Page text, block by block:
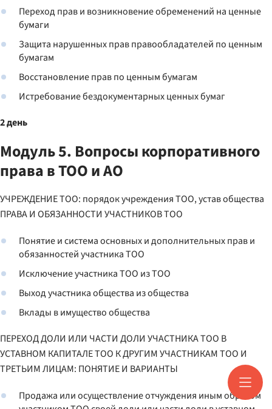
Переход прав и возникновение обременений на ценные
бумаги
Защита нарушенных прав правообладателей по ценным
бумагам
Восстановление прав по ценным бумагам
Истребование бездокументарных ценных бумаг
2 день
Модуль 5. Вопросы корпоративного
права в ТОО и АО
УЧРЕЖДЕНИЕ ТОО: порядок учреждения ТОО, устав общества
ПРАВА И ОБЯЗАННОСТИ УЧАСТНИКОВ ТОО
Понятие и система основных и дополнительных прав и
обязанностей участника ТОО
Исключение участника ТОО из ТОО
Выход участника общества из общества
Вклады в имущество общества
ПЕРЕХОД ДОЛИ ИЛИ ЧАСТИ ДОЛИ УЧАСТНИКА ТОО В
УСТАВНОМ КАПИТАЛЕ ТОО К ДРУГИМ УЧАСТНИКАМ ТОО И
ТРЕТЬИМ ЛИЦАМ: ПОНЯТИЕ И ВАРИАНТЫ
Продажа или осуществление отчуждения иным образом